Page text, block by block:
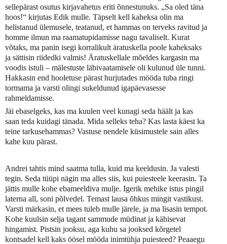
sellepärast osutus kirjavahetus eriti õnnestunuks. „Sa oled täna
hoos!“ kirjutas Edik mulle. Täpselt kell kaheksa olin ma
helistanud ülemusele, teatanud, et hammas on terveks ravitud ja
homme ilmun ma raamatupidamisse nagu tavaliselt. Kurat
võtaks, ma panin isegi korralikult äratuskella poole kaheksaks
ja sättisin riidedki valmis! Äratuskellale mõeldes kargasin ma
voodis istuli – mälestuste läbivaatamisele oli kulunud üle tunni.
Hakkasin end hooletuse pärast hurjutades mööda tuba ringi
tormama ja varsti olingi sukeldunud igapäevasesse
rahmeldamisse.
Jäi ebaselgeks, kas ma kuulen veel kunagi seda häält ja kas
saan teda kuidagi tänada. Mida selleks teha? Kas lasta käest ka
teine tarkusehammas? Vastuse nendele küsimustele sain alles
kahe kuu pärast.
Andrei tahtis mind saatma tulla, kuid ma keeldusin. Ja valesti
tegin. Seda tüüpi nägin ma alles siis, kui puiesteele keerasin. Ta
jättis mulle kohe ebameeldiva mulje. Igerik mehike istus pingil
laterna all, soni põlvedel. Temast lausa õhkus mingit vastikust.
Varsti märkasin, et mees tuleb mulle järele, ja ma lisasin tempot.
Kohe kuulsin selja tagant sammude müdinat ja kähisevat
hingamist. Pistsin jooksu, aga kuhu sa jooksed kõrgetel
kontsadel kell kaks öösel mööda inimtühja puiesteed? Peaaegu